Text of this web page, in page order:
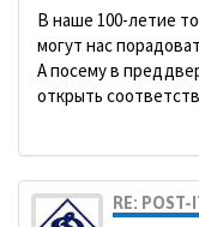
В наше 100-летие
могут нас
А посему в
открыть
RE: